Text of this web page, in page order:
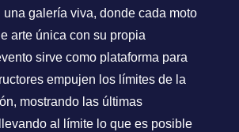
una galería viva, donde cada moto
arte única con su propia
sirve como plataforma para
empujen los límites de la
mostrando las últimas
al límite lo que es posible